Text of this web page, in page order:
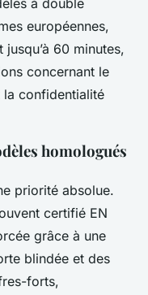
à double
européennes,
60 minutes,
concernant le
confidentialité
homologués
priorité absolue.
certifié EN
grâce à une
blindée et des
forts,